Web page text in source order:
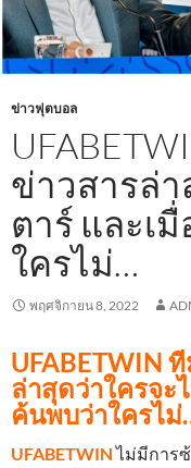
ข่าวฟุตบอล
ข่าวสารล่า
ตาร์ และเ
ใครไม่…
พฤศจิกายน 8, 2022
UFABETWIN ที
ล่าสุดว่าใครจะ
ค้นพบว่าใครไ
UFABETWINไม่มีการ